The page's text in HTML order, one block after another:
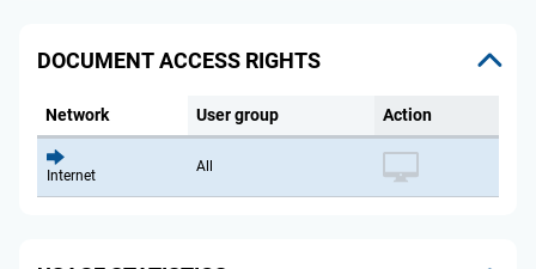
DOCUMENT ACCESS RIGHTS
Network User group Action
Internet
All